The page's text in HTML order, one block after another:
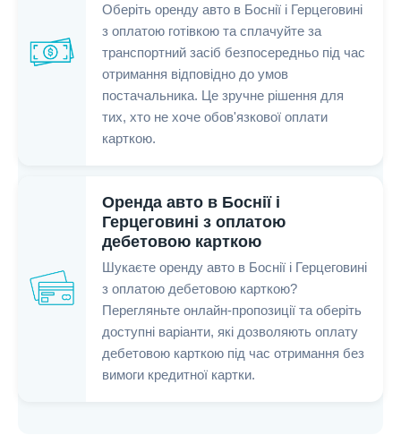
Оберіть оренду авто в Боснії і Герцеговині
з оплатою готівкою та сплачуйте за
транспортний засіб безпосередньо під час
отримання відповідно до умов
постачальника. Це зручне рішення для
тих, хто не хоче обов'язкової оплати
карткою.
Оренда авто в Боснії і
Герцеговині з оплатою
дебетовою карткою
Шукаєте оренду авто в Боснії і Герцеговині
з оплатою дебетовою карткою?
Перегляньте онлайн-пропозиції та оберіть
доступні варіанти, які дозволяють оплату
дебетовою карткою під час отримання без
вимоги кредитної картки.